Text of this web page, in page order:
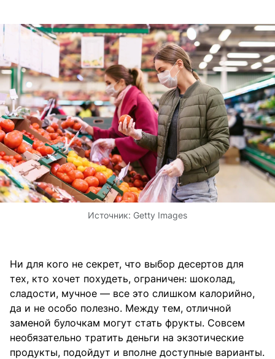
Источник: Getty Images
Ни для кого не секрет, что выбор десертов для
тех, кто хочет похудеть, ограничен: шоколад,
сладости, мучное — все это слишком калорийно,
да и не особо полезно. Между тем, отличной
заменой булочкам могут стать фрукты. Совсем
необязательно тратить деньги на экзотические
продукты, подойдут и вполне доступные варианты.